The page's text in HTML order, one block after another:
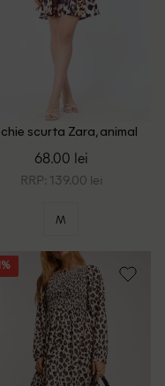
scurta Zara, animal
68.00 lei
RRP: 139.00 lei
M